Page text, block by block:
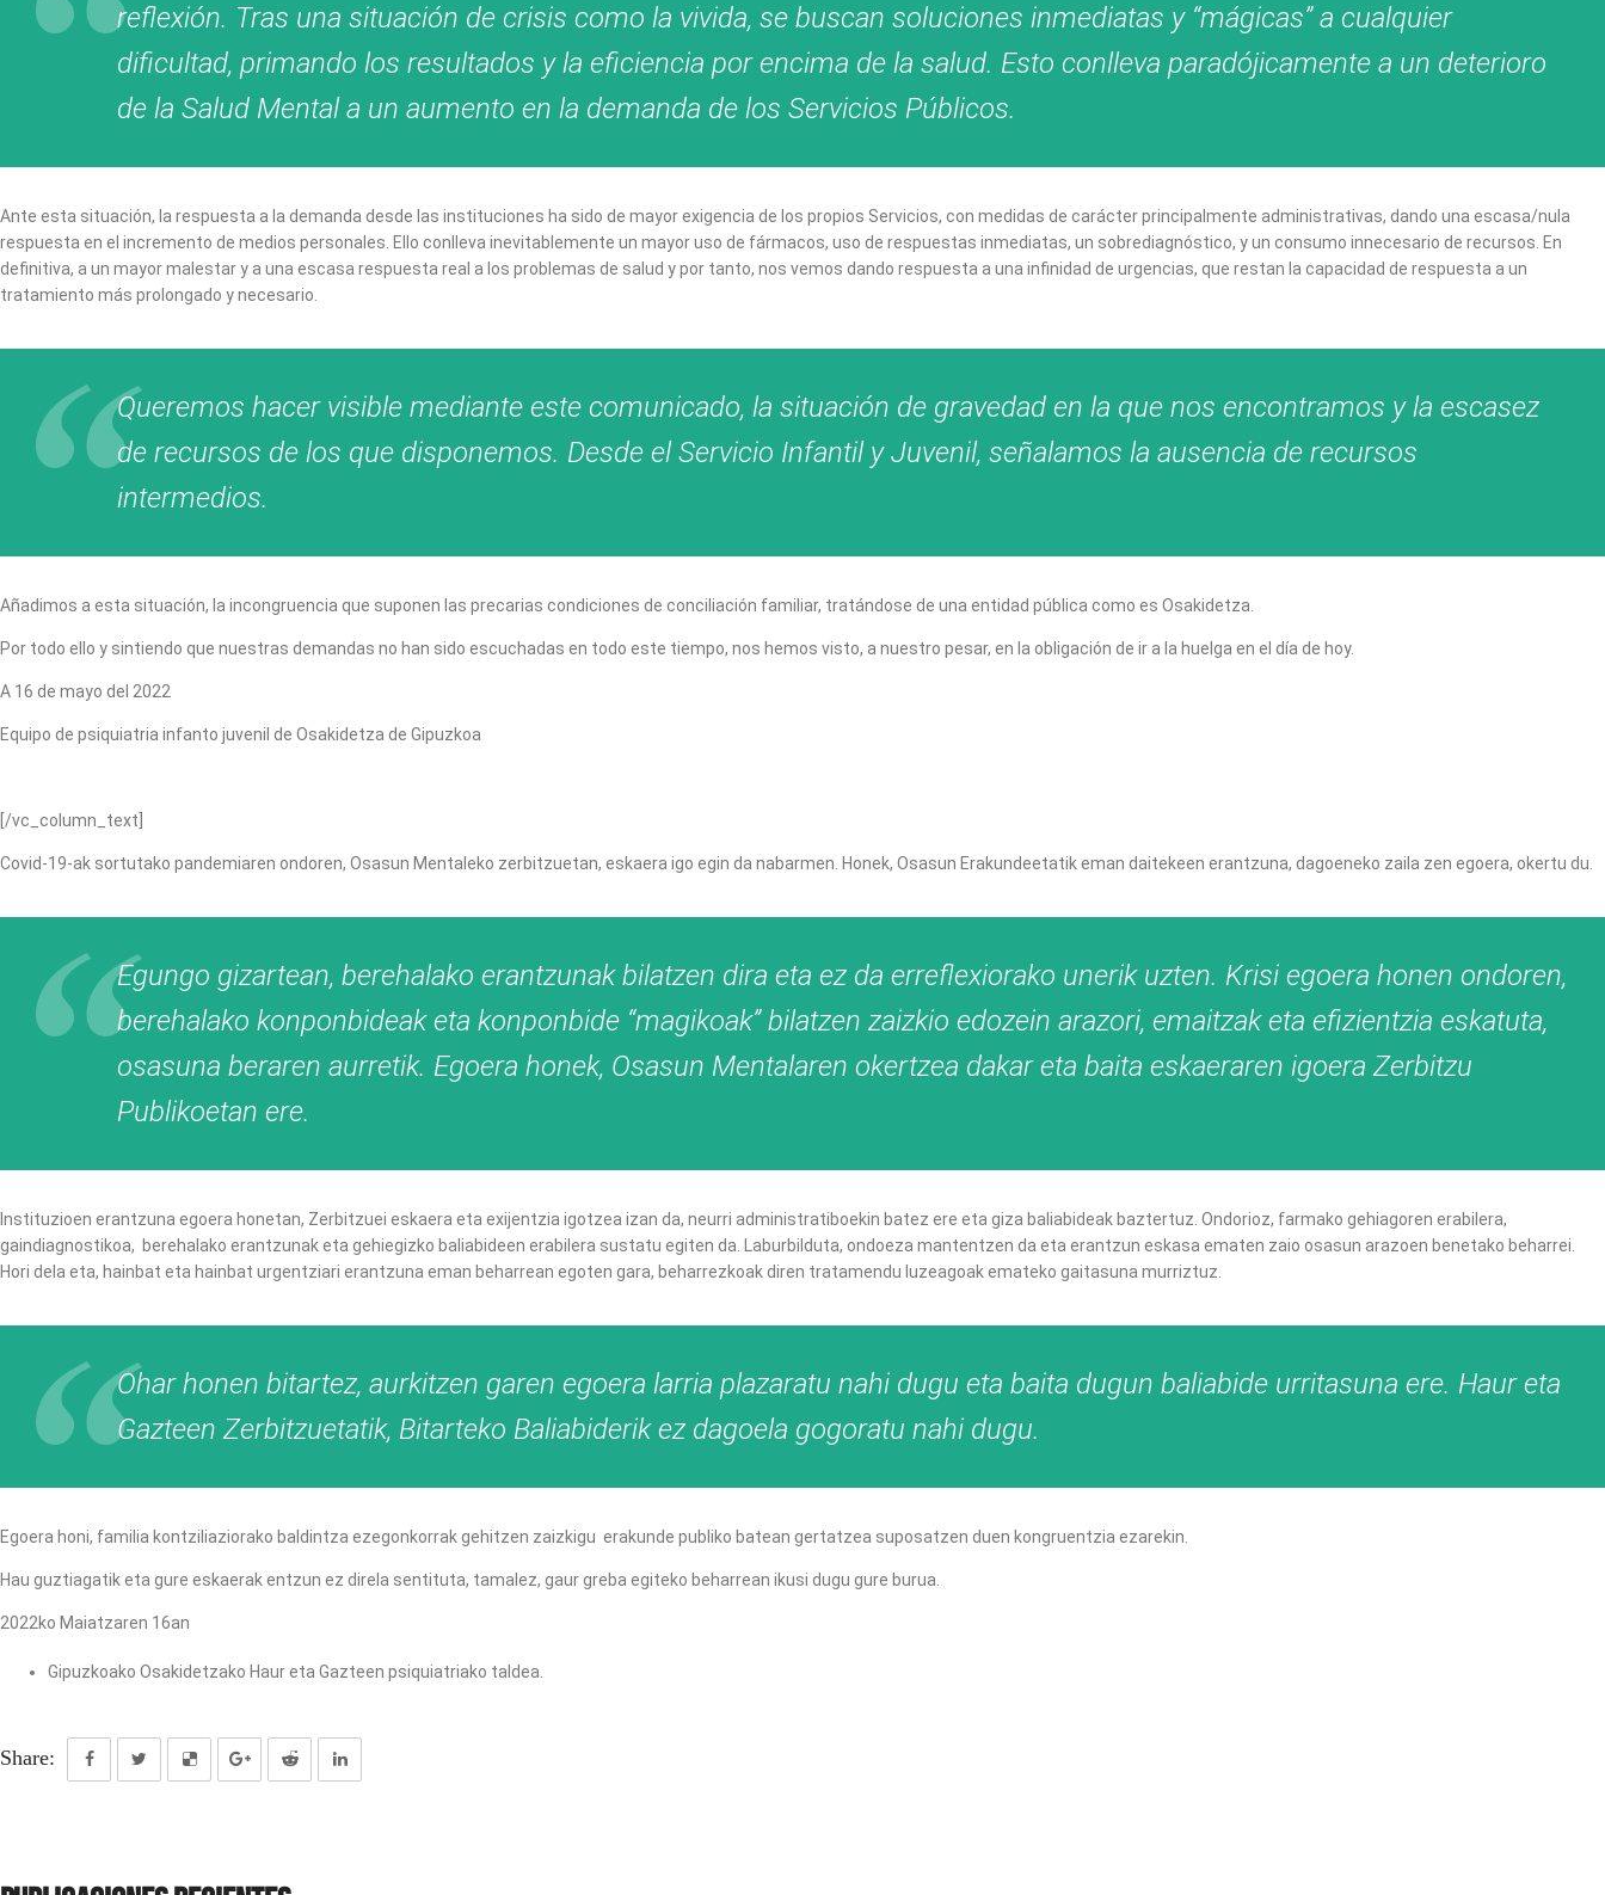
reflexión. Tras una situación de crisis como la vivida, se buscan soluciones inmediatas y “mágicas” a cualquier
dificultad, primando los resultados y la eficiencia por encima de la salud. Esto conlleva paradójicamente a un deterioro
de la Salud Mental a un aumento en la demanda de los Servicios Públicos.
Ante esta situación, la respuesta a la demanda desde las instituciones ha sido de mayor exigencia de los propios Servicios, con medidas de carácter principalmente administrativas, dando una escasa/nula
respuesta en el incremento de medios personales. Ello conlleva inevitablemente un mayor uso de fármacos, uso de respuestas inmediatas, un sobrediagnóstico, y un consumo innecesario de recursos. En
definitiva, a un mayor malestar y a una escasa respuesta real a los problemas de salud y por tanto, nos vemos dando respuesta a una infinidad de urgencias, que restan la capacidad de respuesta a un
tratamiento más prolongado y necesario.
Queremos hacer visible mediante este comunicado, la situación de gravedad en la que nos encontramos y la escasez
de recursos de los que disponemos. Desde el Servicio Infantil y Juvenil, señalamos la ausencia de recursos
intermedios.
Añadimos a esta situación, la incongruencia que suponen las precarias condiciones de conciliación familiar, tratándose de una entidad pública como es Osakidetza.
Por todo ello y sintiendo que nuestras demandas no han sido escuchadas en todo este tiempo, nos hemos visto, a nuestro pesar, en la obligación de ir a la huelga en el día de hoy.
A 16 de mayo del 2022
Equipo de psiquiatria infanto juvenil de Osakidetza de Gipuzkoa
[/vc_column_text]
Covid-19-ak sortutako pandemiaren ondoren, Osasun Mentaleko zerbitzuetan, eskaera igo egin da nabarmen. Honek, Osasun Erakundeetatik eman daitekeen erantzuna, dagoeneko zaila zen egoera, okertu du.
Egungo gizartean, berehalako erantzunak bilatzen dira eta ez da erreflexiorako unerik uzten. Krisi egoera honen ondoren,
berehalako konponbideak eta konponbide “magikoak” bilatzen zaizkio edozein arazori, emaitzak eta efizientzia eskatuta,
osasuna beraren aurretik. Egoera honek, Osasun Mentalaren okertzea dakar eta baita eskaeraren igoera Zerbitzu
Publikoetan ere.
Instituzioen erantzuna egoera honetan, Zerbitzuei eskaera eta exijentzia igotzea izan da, neurri administratiboekin batez ere eta giza baliabideak baztertuz. Ondorioz, farmako gehiagoren erabilera,
gaindiagnostikoa, berehalako erantzunak eta gehiegizko baliabideen erabilera sustatu egiten da. Laburbilduta, ondoeza mantentzen da eta erantzun eskasa ematen zaio osasun arazoen benetako beharrei.
Hori dela eta, hainbat eta hainbat urgentziari erantzuna eman beharrean egoten gara, beharrezkoak diren tratamendu luzeagoak emateko gaitasuna murriztuz.
Ohar honen bitartez, aurkitzen garen egoera larria plazaratu nahi dugu eta baita dugun baliabide urritasuna ere. Haur eta
Gazteen Zerbitzuetatik, Bitarteko Baliabiderik ez dagoela gogoratu nahi dugu.
Egoera honi, familia kontziliaziorako baldintza ezegonkorrak gehitzen zaizkigu erakunde publiko batean gertatzea suposatzen duen kongruentzia ezarekin.
Hau guztiagatik eta gure eskaerak entzun ez direla sentituta, tamalez, gaur greba egiteko beharrean ikusi dugu gure burua.
2022ko Maiatzaren 16an
Gipuzkoako Osakidetzako Haur eta Gazteen psiquiatriako taldea.
Share: